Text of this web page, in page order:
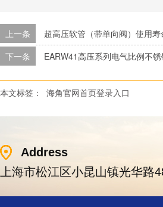
上一条
超高压软管（带单向阀）使用寿
下一条
EARW41高压系列电气比例不
本文标签： 海角官网首页登录入口
Address
上海市松江区小昆山镇光华路